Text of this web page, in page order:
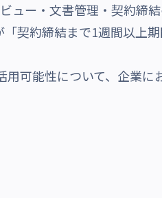
ュー・文書管理・契約締
契約締結まで1週間以上
可能性について、企業